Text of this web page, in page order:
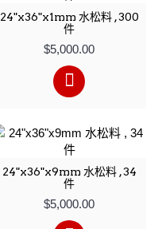
24"x36"x1mm 水松料 , 300
件
$5,000.00
24"x36"x9mm 水松料 , 34
件
$5,000.00